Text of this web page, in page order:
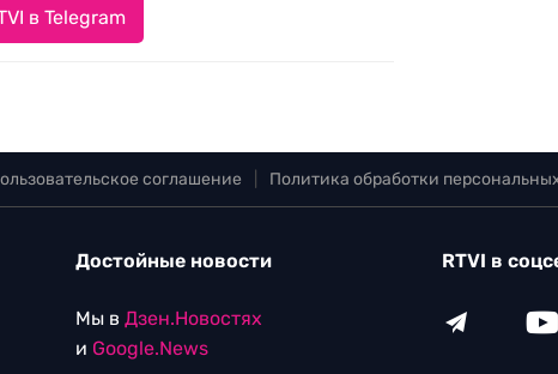
в Telegram
соглашение Политика обработки
Достойные новости
Мы в Дзен.Новостях
и Google.News
RTVI в